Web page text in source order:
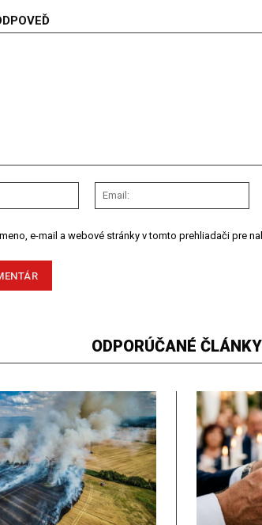
Meno:
e-mail a webové stránky v tomto prehliadači pre
ODPORÚČANÉ ČLÁNKY